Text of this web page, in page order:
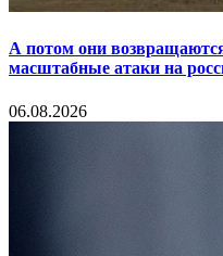
А потом они
масштабные атаки на
06.08.2026